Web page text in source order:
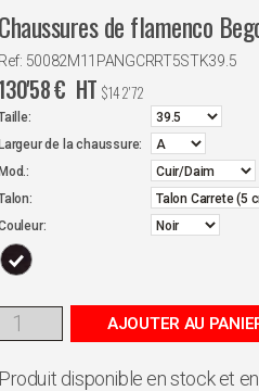
Chaussures de flamenco
Ref: 50082M11PANGCRRT5STK39.5
€ HT $142'72
de la chaussure:
AJOUTER AU
Produit disponible en stock et